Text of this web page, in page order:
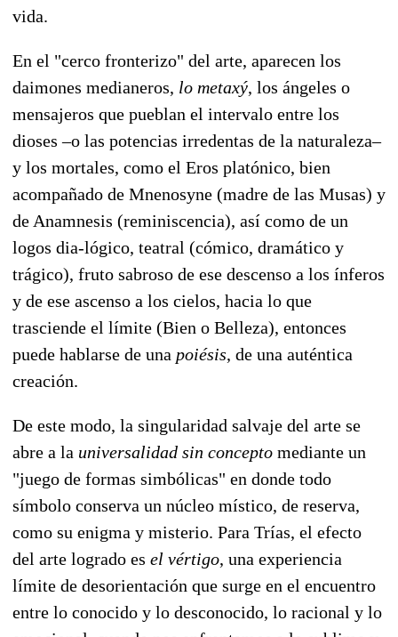
vida.
En el "cerco fronterizo" del arte, aparecen los
daimones medianeros, lo metaxý, los ángeles o
mensajeros que pueblan el intervalo entre los
dioses –o las potencias irredentas de la naturaleza–
y los mortales, como el Eros platónico, bien
acompañado de Mnenosyne (madre de las Musas) y
de Anamnesis (reminiscencia), así como de un
logos dia-lógico, teatral (cómico, dramático y
trágico), fruto sabroso de ese descenso a los ínferos
y de ese ascenso a los cielos, hacia lo que
trasciende el límite (Bien o Belleza), entonces
puede hablarse de una poiésis, de una auténtica
creación.
De este modo, la singularidad salvaje del arte se
abre a la universalidad sin concepto mediante un
"juego de formas simbólicas" en donde todo
símbolo conserva un núcleo místico, de reserva,
como su enigma y misterio. Para Trías, el efecto
del arte logrado es el vértigo, una experiencia
límite de desorientación que surge en el encuentro
entre lo conocido y lo desconocido, lo racional y lo